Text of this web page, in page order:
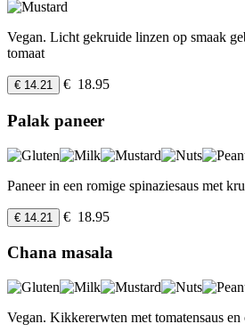
Vegan. Licht gekruide linzen op smaak
tomaat
€ 14.21 € 18.95
Palak paneer
Paneer in een romige spinaziesaus met
€ 14.21 € 18.95
Chana masala
Vegan. Kikkererwten met tomatensaus en